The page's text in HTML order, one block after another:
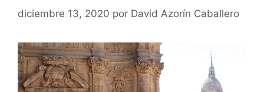
diciembre 13, 2020 por David Azorín Caballero